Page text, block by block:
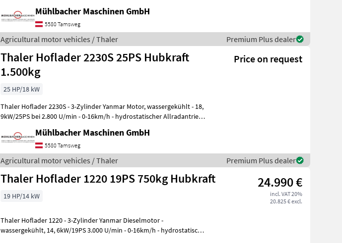
Mühlbacher Maschinen GmbH
5580 Tamsweg
Agricultural motor vehicles / Thaler Premium Plus dealer
Thaler Hoflader 2230S 25PS Hubkraft
1.500kg
Price on request
25 HP/18 kW
Thaler Hoflader 2230S - 3-Zylinder Yanmar Motor, wassergekühlt - 18,
9kW/25PS bei 2.800 U/min - 0-16km/h - hydrostatischer Allradantrieb
Mühlbacher Maschinen GmbH
5580 Tamsweg
Agricultural motor vehicles / Thaler Premium Plus dealer
Thaler Hoflader 1220 19PS 750kg Hubkraft 24.990 €
incl. VAT 20%
20.825 € excl.
19 HP/14 kW
Thaler Hoflader 1220 - 3-Zylinder Yanmar Dieselmotor -
wassergekühlt, 14, 6kW/19PS 3.000 U/min - 0-16km/h - hydrostatischer